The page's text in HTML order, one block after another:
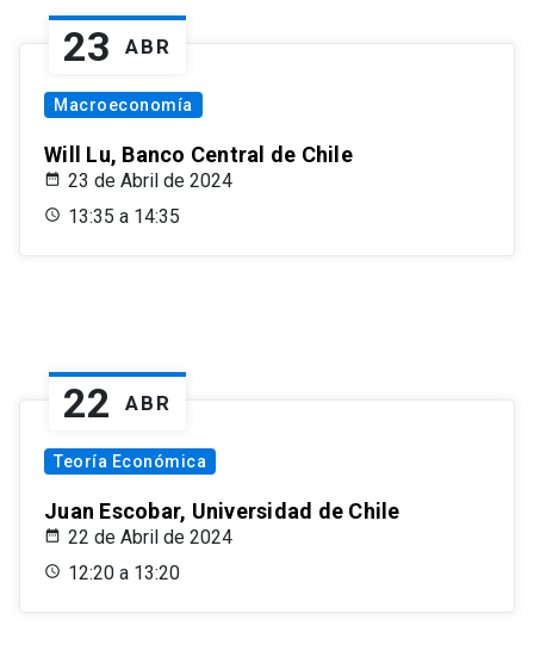
23 ABR
Macroeconomía
Will Lu, Banco Central de Chile
23 de Abril de 2024
13:35 a 14:35
22 ABR
Teoría Económica
Juan Escobar, Universidad de Chile
22 de Abril de 2024
12:20 a 13:20